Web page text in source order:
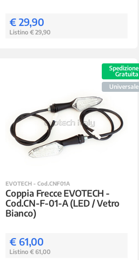
€ 29,90
Listino € 29,90
Spedizione
Gratuita
Universale
EVOTECH - Cod.CNF01A
Coppia Frecce EVOTECH -
Cod.CN-F-01-A (LED / Vetro
Bianco)
€ 61,00
Listino € 61,00